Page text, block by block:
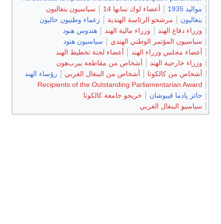
مواليد 1935
أعضاء لوك سابها 14
سياسيون بنغاليون
بنغاليون
مرشحو الرئاسة الهندية
زعماء وطنيون حاليون
وزراء دفاع الهند
وزراء مالية الهند
هندوس هنود
سياسيون المؤتمر الوطني الهندي
سياسيون هنود
أعضاء مجلس وزراء الهند
أعضاء لجنة تخطيط الهند
وزراء خارجية الهند
أشخاص من مقاطعة بيرب‌هون
أشخاص من كالكوتا
أشخاص من البنغال الغربي
رؤساء الهند
Recipients of the Outstanding Parliamentarian Award
حائز پادما ڤيبوشان
خريجو جامعة كالكوتا
سياسيو البنغال الغربي